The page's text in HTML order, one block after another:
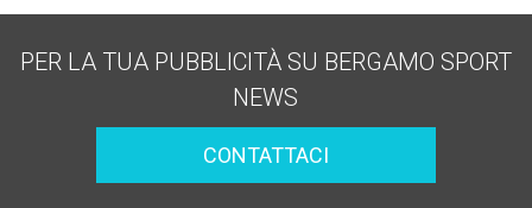
PER LA TUA PUBBLICITÀ SU BERGAMO SPORT
NEWS
CONTATTACI